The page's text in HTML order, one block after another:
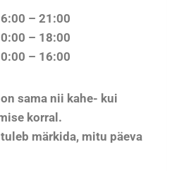
– 21:00
– 18:00
– 16:00
sama nii kahe- kui
korral.
märkida, mitu päeva